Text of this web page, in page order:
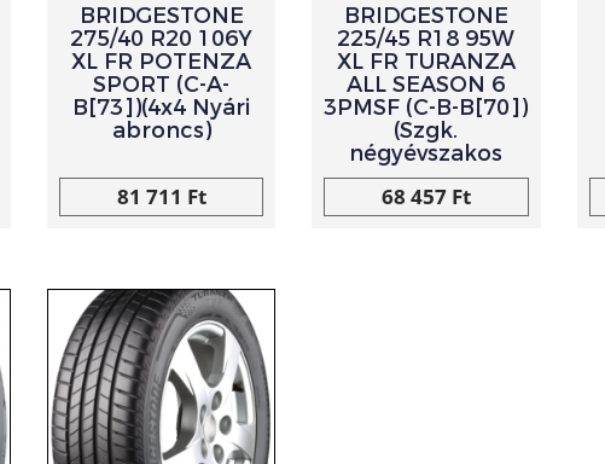
BRIDGESTONE
275/40 R20 106Y
XL FR POTENZA
SPORT (C-A-
B[73])(4x4 Nyári
abroncs)
81 711 Ft
BRIDGESTONE
225/45 R18 95W
XL FR TURANZA
ALL SEASON 6
3PMSF (C-B-B[70])
(Szgk.
négyévszakos
68 457 Ft